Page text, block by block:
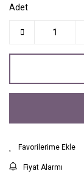
Adet
Fiyat Alarmı